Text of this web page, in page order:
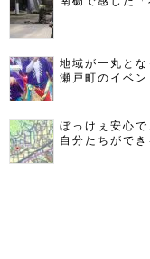
地域が一丸と
瀬戸町のイベン
ぼっけぇ安心で
自分たちができ